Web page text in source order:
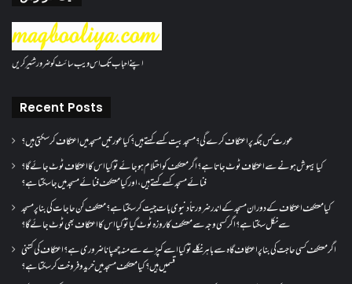
اپنے احباب تک اس ویب سائٹ کو ضرور شئیر کریں
Recent Posts
عورت کس جگہ پر اعتکاف کرے گی؟مسجد بیت کسے کہتے ہیں؟کیا عورتیں مسجد میں اعتکاف کر سکتی ہیں؟
کیا بیہوش ہونے سے اعتکاف ٹوٹ جاتا ہے؟ اگر معتکف کو احتلام ہو جائے تو کیا اس کا اعتکاف ٹوٹ جائے گا؟
فنائے مسجد کسے کہتے ہیں ، اور کیا معتکف فنائے مسجد میں جا سکتا ہے؟
کیا معتکف اعتکاف کے دوران مسجد کے اندر ضرورتاً دنیوی بات چیت کر سکتا ہے؟معتکف کن حاجات کی بنا پر مسجد
سے نکل سکتا ہے؟ اگر کسی وجہ سے معتکف کا روزہ ٹوٹ گیا تو کیا اس کا اعتکاف بھی ٹوٹ جائے گا؟
اگر معتکف کسی حاجت کی بنا پر اعتکاف گاہ سے باہر نکلے تو کیا اسے کپڑے سے منہ چھپانا ضروری ہے؟اعتکاف کی کتنی
قسمیں ہیں؟کیا معتکف مسجد میں خرید و فروخت کر سکتا ہے؟